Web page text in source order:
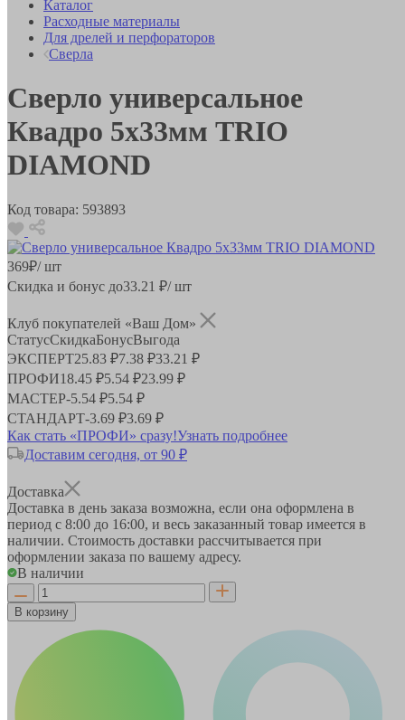
Каталог
Расходные материалы
Для дрелей и перфораторов
Сверла
Сверло универсальное
Квадро 5х33мм TRIO
DIAMOND
Код товара: 593893
369₽/ шт
Скидка и бонус до33.21 ₽/ шт
Клуб покупателей «Ваш Дом»
СтатусСкидкаБонусВыгода
ЭКСПЕРТ25.83 ₽7.38 ₽33.21 ₽
ПРОФИ18.45 ₽5.54 ₽23.99 ₽
МАСТЕР-5.54 ₽5.54 ₽
СТАНДАРТ-3.69 ₽3.69 ₽
Как стать «ПРОФИ» сразу!Узнать подробнее
Доставим сегодня, от 90 ₽
Доставка
Доставка в день заказа возможна, если она оформлена в
период с 8:00 до 16:00, и весь заказанный товар имеется в
наличии. Стоимость доставки рассчитывается при
оформлении заказа по вашему адресу.
В наличии
В корзину